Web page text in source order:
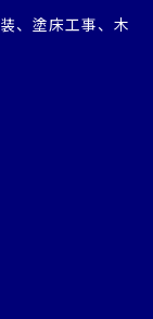
、塗床工事、木